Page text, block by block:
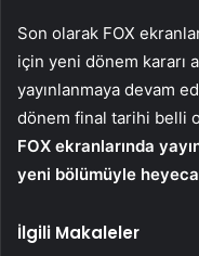
Son olarak FOX
için yeni dönem kararı
yayınlanmaya devam
dönem final tarihi belli
FOX ekranlarında
yeni bölümüyle
İlgili Makaleler